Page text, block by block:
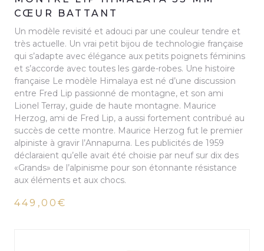
CŒUR BATTANT
Un modèle revisité et adouci par une couleur tendre et
très actuelle. Un vrai petit bijou de technologie française
qui s’adapte avec élégance aux petits poignets féminins
et s’accorde avec toutes les garde-robes. Une histoire
française Le modèle Himalaya est né d’une discussion
entre Fred Lip passionné de montagne, et son ami
Lionel Terray, guide de haute montagne. Maurice
Herzog, ami de Fred Lip, a aussi fortement contribué au
succès de cette montre. Maurice Herzog fut le premier
alpiniste à gravir l’Annapurna. Les publicités de 1959
déclaraient qu’elle avait été choisie par neuf sur dix des
«Grands» de l’alpinisme pour son étonnante résistance
aux éléments et aux chocs.
449,00€